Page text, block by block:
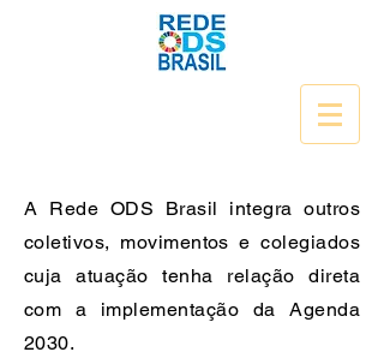
A Rede ODS Brasil integra outros
coletivos, movimentos e colegiados
cuja atuação tenha relação direta
com a implementação da Agenda
2030.